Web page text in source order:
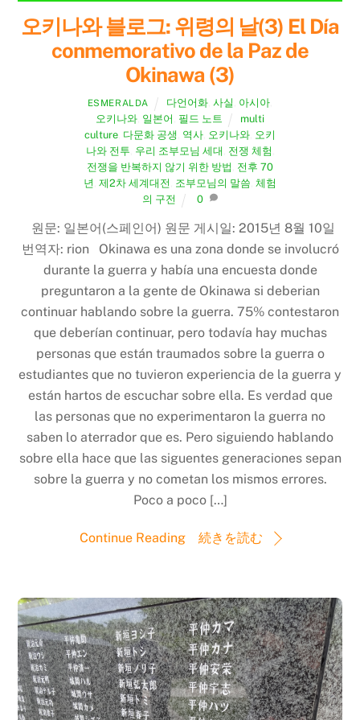
오키나와 블로그: 위령의 날(3) El Día
conmemorativo de la Paz de
Okinawa (3)
ESMERALDA 다언어화 ,사실 아시아
오키나와, 일본어 필드 노트
multi
culture 다문화 공생 역사 오키나와 오키
나와 전투 우리 조부모님 세대 전쟁 체험
전쟁을 반복하지 않기 위한 방법 전후 70
년 제2차 세계대전 조부모님의 말씀 체험
의 구전
0
원문: 일본어(스페인어) 원문 게시일: 2015년 8월 10일
번역자: rion Okinawa es una zona donde se involucró
durante la guerra y había una encuesta donde
preguntaron a la gente de Okinawa si deberian
continuar hablando sobre la guerra. 75% contestaron
que deberían continuar, pero todavía hay muchas
personas que están traumados sobre la guerra o
estudiantes que no tuvieron experiencia de la guerra y
están hartos de escuchar sobre ella. Es verdad que
las personas que no experimentaron la guerra no
saben lo aterrador que es. Pero siguiendo hablando
sobre ella hace que las siguentes generaciones sepan
sobre la guerra y no cometan los mismos errores.
Poco a poco […]
Continue Reading 続きを読む